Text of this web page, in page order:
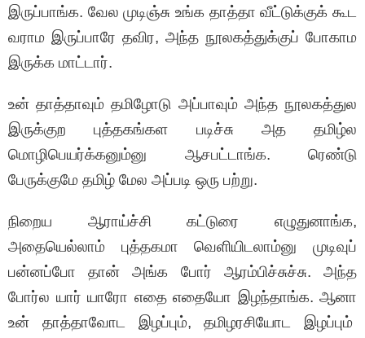
இருப்பாங்க. வேல முடிஞ்சு உங்க தாத்தா வீட்டுக்குக் கூட
வராம இருப்பாரே தவிர, அந்த நூலகத்துக்குப் போகாம
இருக்க மாட்டார்.
உன் தாத்தாவும் தமிழோடு அப்பாவும் அந்த நூலகத்துல
இருக்குற புத்தகங்கள படிச்சு அத தமிழ்ல
மொழிபெயர்க்கனும்னு ஆசபட்டாங்க. ரெண்டு
பேருக்குமே தமிழ் மேல அப்படி ஒரு பற்று.
நிறைய ஆராய்ச்சி கட்டுரை எழுதுனாங்க,
அதையெல்லாம் புத்தகமா வெளியிடலாம்னு முடிவுப்
பன்னப்போ தான் அங்க போர் ஆரம்பிச்சுச்சு. அந்த
போர்ல யார் யாரோ எதை எதையோ இழந்தாங்க. ஆனா
உன் தாத்தாவோட இழப்பும், தமிழரசியோட இழப்பும்